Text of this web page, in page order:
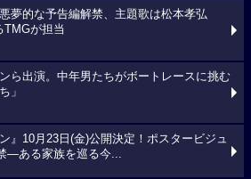
悪夢的な予告編解禁、主題歌は松本孝弘
TMGが担当
ら出演。中年男たちがボートレースに挑む
」
ン』10月23日(金)公開決定！ポスタービジュ
―ある家族を巡る今...